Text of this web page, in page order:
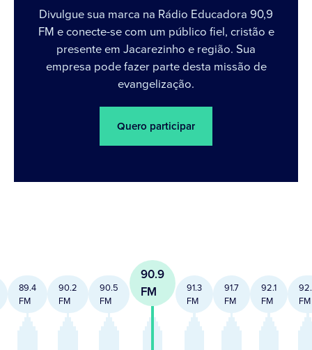
Divulgue sua marca na Rádio Educadora 90,9
FM e conecte-se com um público fiel, cristão e
presente em Jacarezinho e região. Sua
empresa pode fazer parte desta missão de
evangelização.
Quero participar
89.4
FM
90.2
FM
90.5
FM
90.9
FM
91.3
FM
91.7
FM
92.1
FM
FM